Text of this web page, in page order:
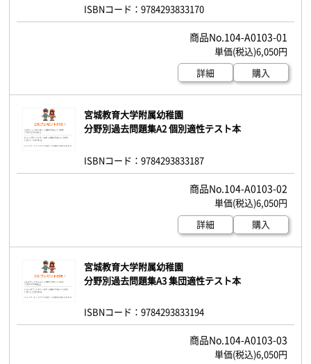
ISBNコード：9784293833170
104-A0103-01
6,050円
詳細
購入
宮城教育大学附属幼稚園
分野別過去問題集A2 個別適性テスト本
ISBNコード：9784293833187
104-A0103-02
6,050円
詳細
購入
宮城教育大学附属幼稚園
分野別過去問題集A3 集団適性テスト本
ISBNコード：9784293833194
104-A0103-03
6,050円